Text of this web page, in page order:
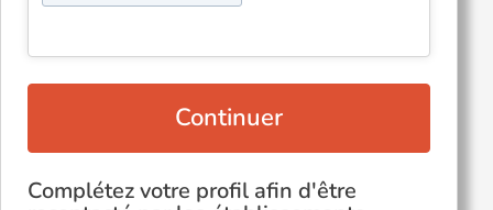
Continuer
Complétez votre profil afin d'être